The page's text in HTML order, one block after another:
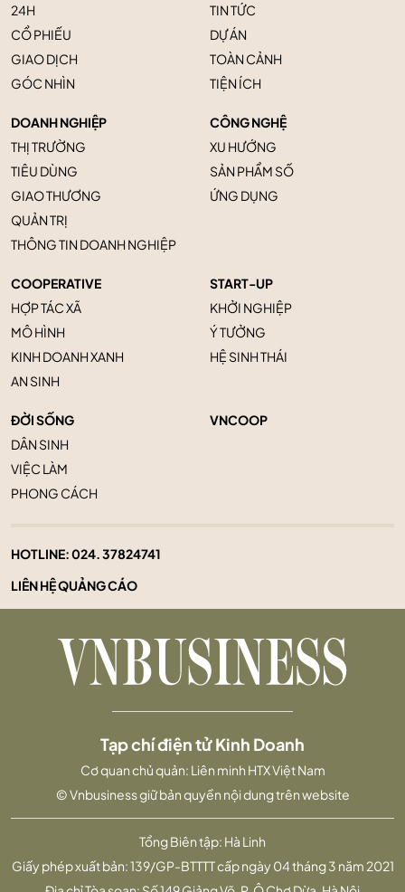
24H
CỔ PHIẾU
GIAO DỊCH
GÓC NHÌN
TIN TỨC
DỰ ÁN
TOÀN CẢNH
TIỆN ÍCH
DOANH NGHIỆP
THỊ TRƯỜNG
TIÊU DÙNG
GIAO THƯƠNG
QUẢN TRỊ
THÔNG TIN DOANH NGHIỆP
CÔNG NGHỆ
XU HƯỚNG
SẢN PHẨM SỐ
ỨNG DỤNG
COOPERATIVE
HỢP TÁC XÃ
MÔ HÌNH
KINH DOANH XANH
AN SINH
START-UP
KHỞI NGHIỆP
Ý TƯỞNG
HỆ SINH THÁI
ĐỜI SỐNG
DÂN SINH
VIỆC LÀM
PHONG CÁCH
VNCOOP
HOTLINE:024. 37824741
LIÊN HỆ QUẢNG CÁO
Tổng Biên tập: Hà Linh
Giấy phép xuất bản: 139/GP-BTTTT cấp ngày 04 tháng 3 năm 2021
Tạp chí điện tử Kinh Doanh
Cơ quan chủ quản: Liên minh HTX Việt Nam
© Vnbusiness giữ bản quyền nội dung trên website